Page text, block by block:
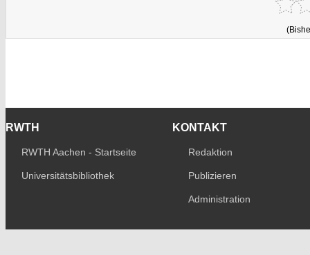
RWTH
RWTH Aachen - Startseite
Universitätsbibliothek
KONTAKT
Redaktion
Publizieren
Administration